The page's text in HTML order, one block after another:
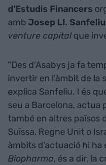
d'Estudis Financers
amb Josep Ll. Sanfeliu
venture capital que
"Des d'Asabys ja fa
invertir en l'àmbit de la
explica Sanfeliu. I és
seu a Barcelona, actua
també en altres països
Suïssa, Regne Unit o
àmbits d'actuació hi ha
Biopharma, és a dir, la